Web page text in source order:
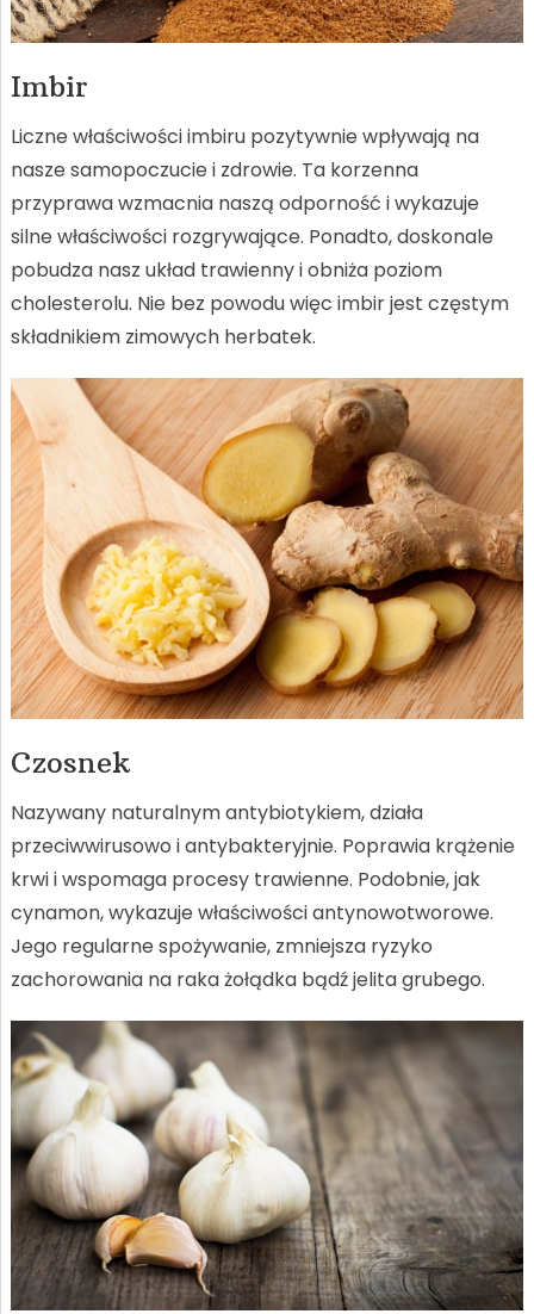
Imbir
Liczne właściwości imbiru pozytywnie wpływają na
nasze samopoczucie i zdrowie. Ta korzenna
przyprawa wzmacnia naszą odporność i wykazuje
silne właściwości rozgrywające. Ponadto, doskonale
pobudza nasz układ trawienny i obniża poziom
cholesterolu. Nie bez powodu więc imbir jest częstym
składnikiem zimowych herbatek.
Czosnek
Nazywany naturalnym antybiotykiem, działa
przeciwwirusowo i antybakteryjnie. Poprawia krążenie
krwi i wspomaga procesy trawienne. Podobnie, jak
cynamon, wykazuje właściwości antynowotworowe.
Jego regularne spożywanie, zmniejsza ryzyko
zachorowania na raka żołądka bądź jelita grubego.